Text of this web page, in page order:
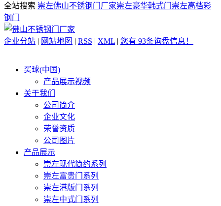
全站搜索 崇左佛山不锈钢门厂家崇左豪华韩式门 崇左高档彩
钢门
企业分站 | 网站地图 | RSS | XML | 您有 93条询盘信息！
买球(中国)
产品展示视频
关于我们
公司简介
企业文化
荣誉资质
公司图片
产品展示
崇左现代简约系列
崇左富贵门系列
崇左港版门系列
崇左中式门系列